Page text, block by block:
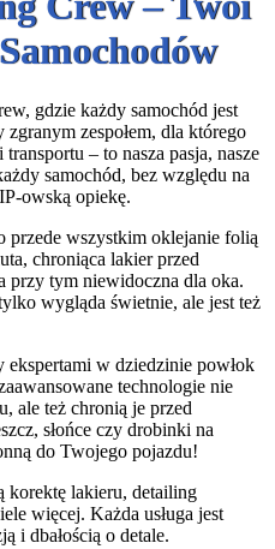
gdzie każdy samochód jest
zespołem, dla którego
– to nasza pasja, nasze
samochód, bez względu na
owską opiekę.
przede wszystkim oklejanie folią
chroniąca lakier przed
przy tym niewidoczna dla oka.
wygląda świetnie, ale jest też
ekspertami w dziedzinie powłok
technologie nie
ale też chronią je przed
słońce czy drobinki na
do Twojego pojazdu!
korektę lakieru, detailing
więcej. Każda usługa jest
i dbałością o detale.